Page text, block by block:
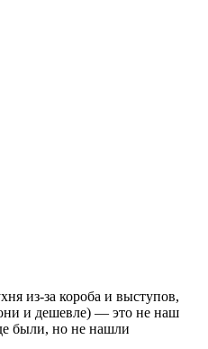
из-за короба и выступов,
и дешевле) — это не наш
были, но не нашли